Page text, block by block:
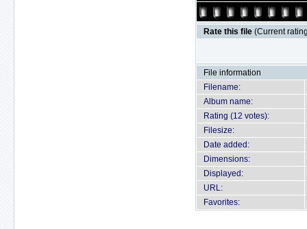
Rate this file (Current
File information
Filename:
Album name:
Rating (12 votes):
Filesize:
Date added:
Dimensions:
Displayed:
URL:
Favorites: